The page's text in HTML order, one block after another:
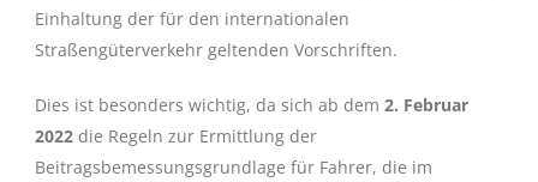
Einhaltung der für den internationalen
Straßengüterverkehr geltenden Vorschriften.
Dies ist besonders wichtig, da sich ab dem 2. Februar
2022 die Regeln zur Ermittlung der
Beitragsbemessungsgrundlage für Fahrer, die im